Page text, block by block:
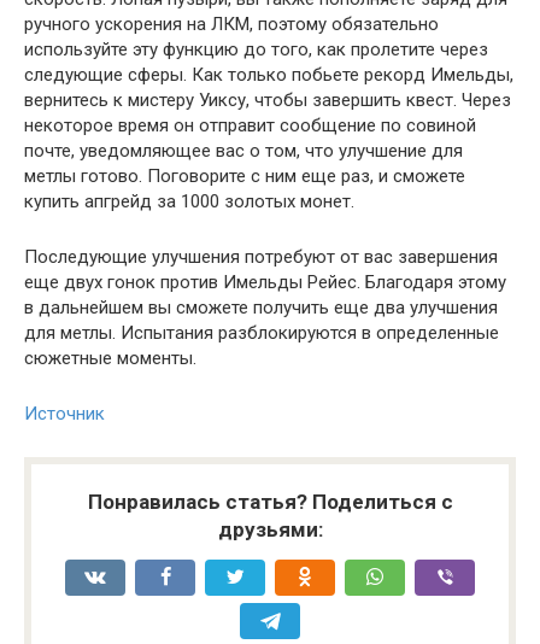
ручного ускорения на ЛКМ, поэтому обязательно
используйте эту функцию до того, как пролетите через
следующие сферы. Как только побьете рекорд Имельды,
вернитесь к мистеру Уиксу, чтобы завершить квест. Через
некоторое время он отправит сообщение по совиной
почте, уведомляющее вас о том, что улучшение для
метлы готово. Поговорите с ним еще раз, и сможете
купить апгрейд за 1000 золотых монет.
Последующие улучшения потребуют от вас завершения
еще двух гонок против Имельды Рейес. Благодаря этому
в дальнейшем вы сможете получить еще два улучшения
для метлы. Испытания разблокируются в определенные
сюжетные моменты.
Источник
Понравилась статья? Поделиться с
друзьями: